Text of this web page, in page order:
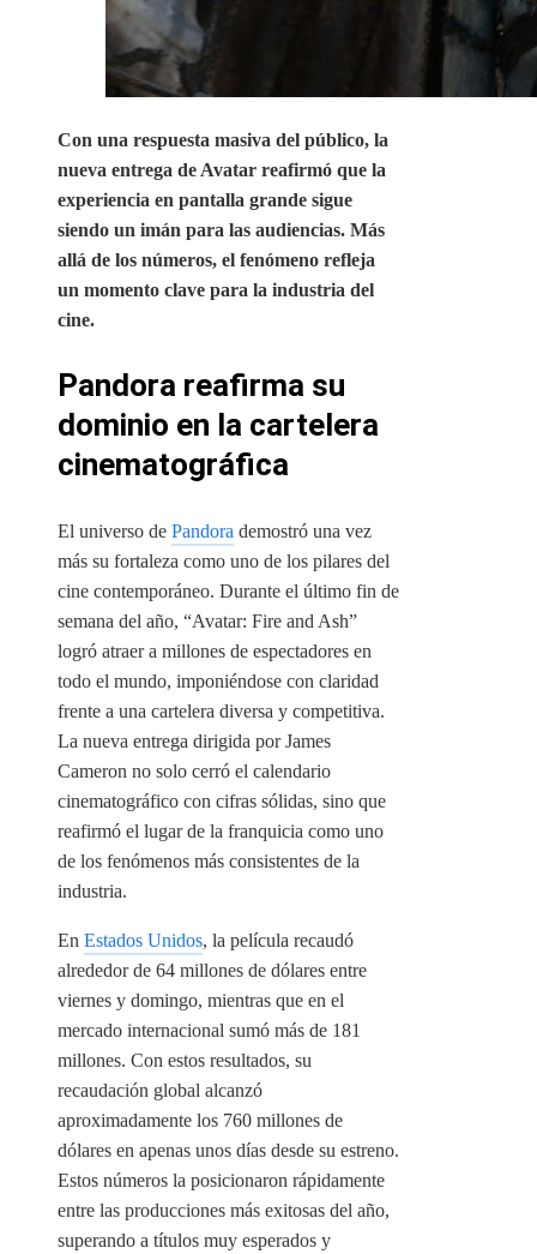
Con una respuesta masiva del público, la
nueva entrega de Avatar reafirmó que la
experiencia en pantalla grande sigue
siendo un imán para las audiencias. Más
allá de los números, el fenómeno refleja
un momento clave para la industria del
cine.
Pandora reafirma su
dominio en la cartelera
cinematográfica
El universo de Pandora demostró una vez
más su fortaleza como uno de los pilares del
cine contemporáneo. Durante el último fin de
semana del año, “Avatar: Fire and Ash”
logró atraer a millones de espectadores en
todo el mundo, imponiéndose con claridad
frente a una cartelera diversa y competitiva.
La nueva entrega dirigida por James
Cameron no solo cerró el calendario
cinematográfico con cifras sólidas, sino que
reafirmó el lugar de la franquicia como uno
de los fenómenos más consistentes de la
industria.
En Estados Unidos, la película recaudó
alrededor de 64 millones de dólares entre
viernes y domingo, mientras que en el
mercado internacional sumó más de 181
millones. Con estos resultados, su
recaudación global alcanzó
aproximadamente los 760 millones de
dólares en apenas unos días desde su estreno.
Estos números la posicionaron rápidamente
entre las producciones más exitosas del año,
superando a títulos muy esperados y